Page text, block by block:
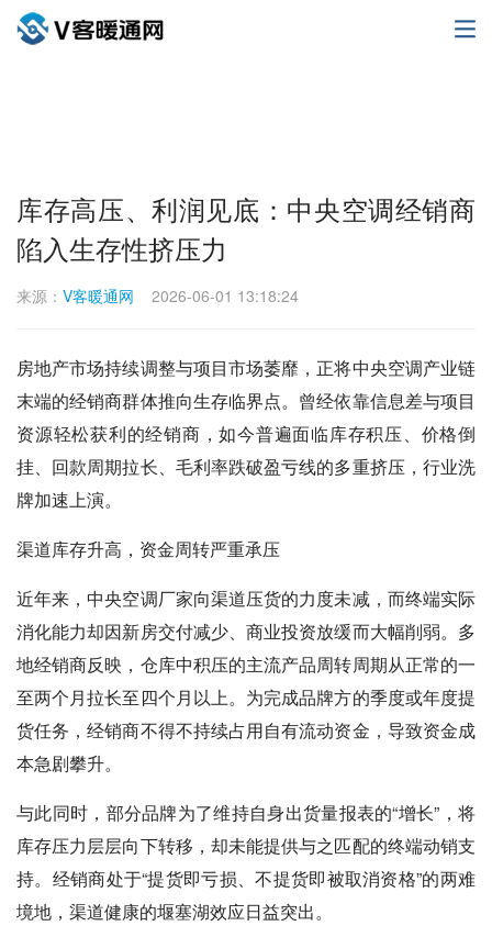
库存高压、利润见底：中央空调经销商
陷入生存性挤压力
来源： V客暖通网 2026-06-01 13:18:24
房地产市场持续调整与项目市场萎靡，正将中央空调产业链
末端的经销商群体推向生存临界点。曾经依靠信息差与项目
资源轻松获利的经销商，如今普遍面临库存积压、价格倒
挂、回款周期拉长、毛利率跌破盈亏线的多重挤压，行业洗
牌加速上演。
渠道库存升高，资金周转严重承压
近年来，中央空调厂家向渠道压货的力度未减，而终端实际
消化能力却因新房交付减少、商业投资放缓而大幅削弱。多
地经销商反映，仓库中积压的主流产品周转周期从正常的一
至两个月拉长至四个月以上。为完成品牌方的季度或年度提
货任务，经销商不得不持续占用自有流动资金，导致资金成
本急剧攀升。
与此同时，部分品牌为了维持自身出货量报表的“增长”，将
库存压力层层向下转移，却未能提供与之匹配的终端动销支
持。经销商处于“提货即亏损、不提货即被取消资格”的两难
境地，渠道健康的堰塞湖效应日益突出。